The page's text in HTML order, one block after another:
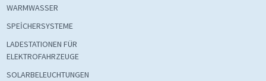
WARMWASSER
SPEİCHERSYSTEME
LADESTATIONEN FÜR
ELEKTROFAHRZEUGE
SOLARBELEUCHTUNGEN